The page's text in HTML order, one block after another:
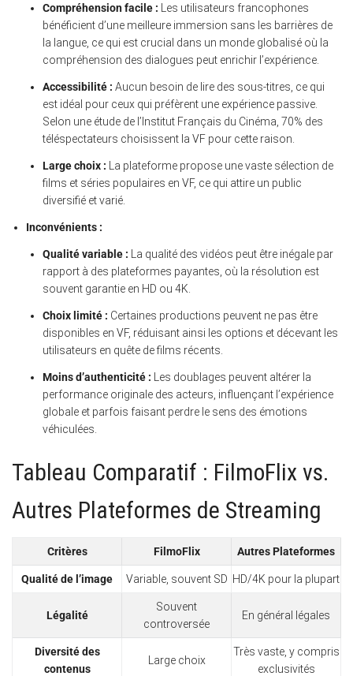
Compréhension facile : Les utilisateurs francophones
bénéficient d’une meilleure immersion sans les barrières de
la langue, ce qui est crucial dans un monde globalisé où la
compréhension des dialogues peut enrichir l’expérience.
Accessibilité : Aucun besoin de lire des sous-titres, ce qui
est idéal pour ceux qui préfèrent une expérience passive.
Selon une étude de l’Institut Français du Cinéma, 70% des
téléspectateurs choisissent la VF pour cette raison.
Large choix : La plateforme propose une vaste sélection de
films et séries populaires en VF, ce qui attire un public
diversifié et varié.
Inconvénients :
Qualité variable : La qualité des vidéos peut être inégale par
rapport à des plateformes payantes, où la résolution est
souvent garantie en HD ou 4K.
Choix limité : Certaines productions peuvent ne pas être
disponibles en VF, réduisant ainsi les options et décevant les
utilisateurs en quête de films récents.
Moins d’authenticité : Les doublages peuvent altérer la
performance originale des acteurs, influençant l’expérience
globale et parfois faisant perdre le sens des émotions
véhiculées.
Tableau Comparatif : FilmoFlix vs.
Autres Plateformes de Streaming
Critères FilmoFlix Autres Plateformes
Qualité de l’image Variable, souvent SD HD/4K pour la plupart
Légalité
Souvent
controversée
En général légales
Diversité des
contenus
Large choix
Très vaste, y compris
exclusivités